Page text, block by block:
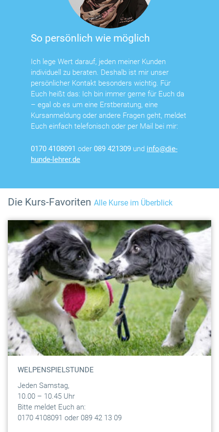
So persönlich wie möglich
Ich lege Wert darauf, jeden meiner Kunden
individuell zu beraten. Deshalb ist mir unser
persönlicher Kontakt besonders wichtig. Für
Euch heißt das: Ich bin immer gerne für Euch da
– egal ob es um eine Erstberatung, eine
Kursanmeldung oder andere Fragen geht, meldet
Euch einfach telefonisch oder per Mail bei mir:
0170 4108091 oder 089 421309 und info@die-
hunde-lehrer.de
Die Kurs-Favoriten Alle Kurse im Überblick
WELPENSPIELSTUNDE
Jeden Samstag,
10.00 – 10.45 Uhr
Bitte meldet Euch an:
0170 4108091 oder 089 42 13 09